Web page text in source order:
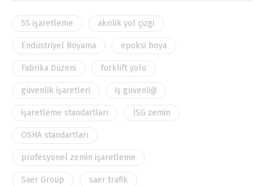
5S işaretleme akrilik yol çizgi
Endüstriyel Boyama epoksi boya
Fabrika Düzeni forklift yolu
güvenlik işaretleri iş güvenliği
işaretleme standartları İSG zemin
OSHA standartları
profesyonel zemin işaretleme
Saer Group saer trafik